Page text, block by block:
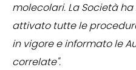
molecolari. La Società
attivato tutte le
in vigore e informato le
correlate".